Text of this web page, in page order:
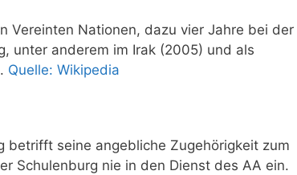
Vereinten Nationen, dazu vier Jahre bei der
unter anderem im Irak (2005) und als
Quelle: Wikipedia
betrifft seine angebliche Zugehörigkeit zum
Schulenburg nie in den Dienst des AA ein.